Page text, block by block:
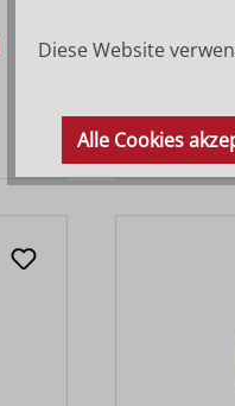
47,10 €
Diese Website
Alle Cookies